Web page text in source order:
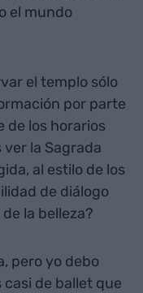
el mundo
el templo sólo
por parte
de los horarios
la Sagrada
al estilo de los
de diálogo
la belleza?
pero yo debo
de ballet que